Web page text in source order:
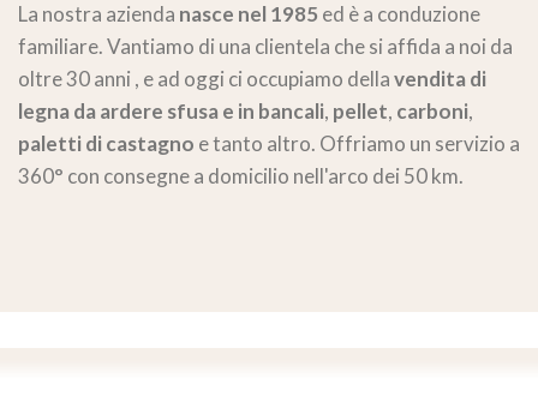
La nostra azienda nasce nel 1985 ed è a conduzione
familiare. Vantiamo di una clientela che si affida a noi da
oltre 30 anni , e ad oggi ci occupiamo dellavendita di
legna da ardere sfusa e in bancali, pellet, carboni,
paletti di castagno e tanto altro. Offriamo un servizio a
360° con consegne a domicilio nell'arco dei 50 km.